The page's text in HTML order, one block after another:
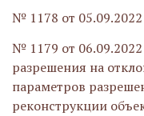
№ 1178 от
№ 1179 от
разрешения на
параметров
реконструкции